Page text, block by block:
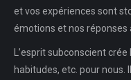
et vos expériences sont
émotions et nos réponses
L’esprit subconscient
habitudes, etc. pour nous.